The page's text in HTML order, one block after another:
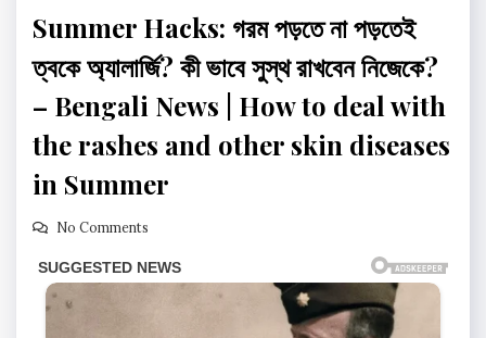
Summer Hacks: গরম পড়তে না পড়তেই
ত্বকে অ্যালার্জি? কী ভাবে সুস্থ রাখবেন নিজেকে?
– Bengali News | How to deal with
the rashes and other skin diseases
in Summer
No Comments